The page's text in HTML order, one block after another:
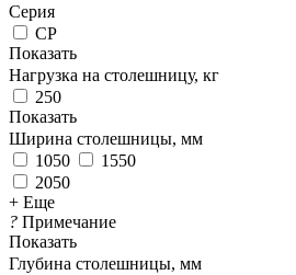
Серия
СР
Показать
Нагрузка на столешницу, кг
250
Показать
Ширина столешницы, мм
1050
1550
2050
+ Еще
? Примечание
Показать
Глубина столешницы, мм